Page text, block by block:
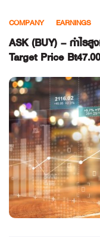
content
COMPANY EARNINGS
ASK (BUY) – กำไร
Target Price